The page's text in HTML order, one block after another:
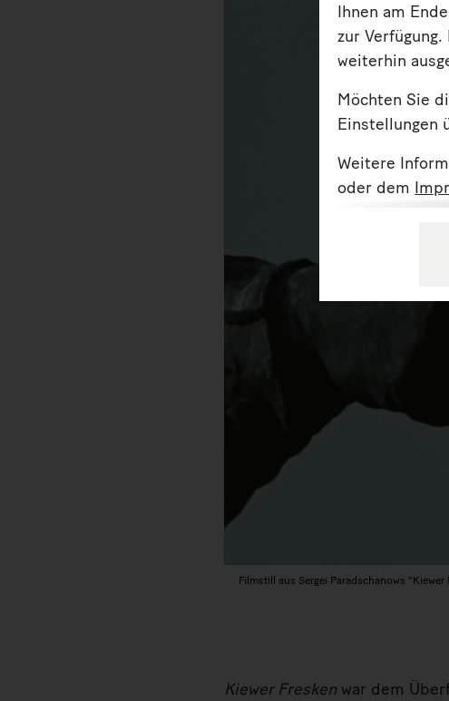
Ihnen am
zur
weiterhin
Möchten Sie
Einstellungen
Weitere
oder dem
Filmstill aus Sergei Paradschanows "Kiewer
Kiewer Fresken war dem